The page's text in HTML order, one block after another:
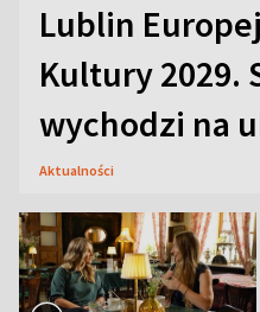
Lublin
Kultury 2029.
wychodzi na
Aktualności